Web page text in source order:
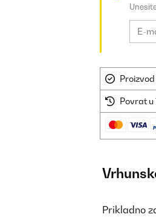
Povrat u
Prikladno